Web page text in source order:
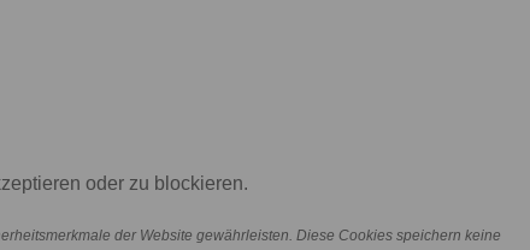
oder zu blockieren.
der Website gewährleisten. Diese Cookies speichern keine